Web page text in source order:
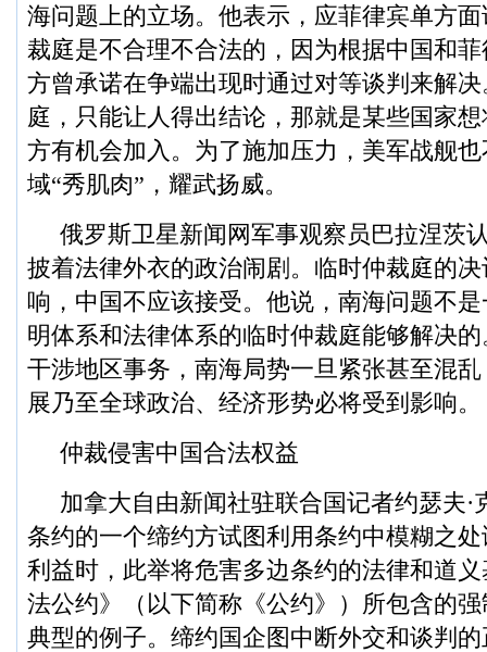
海问题上的立场。他表示，应菲律宾单方
裁庭是不合理不合法的，因为根据中国和
方曾承诺在争端出现时通过对等谈判来解
庭，只能让人得出结论，那就是某些国家
方有机会加入。为了施加压力，美军战舰
域“秀肌肉”，耀武扬威。
俄罗斯卫星新闻网军事观察员巴拉涅茨
披着法律外衣的政治闹剧。临时仲裁庭的
响，中国不应该接受。他说，南海问题不
明体系和法律体系的临时仲裁庭能够解决
干涉地区事务，南海局势一旦紧张甚至混
展乃至全球政治、经济形势必将受到影响。
仲裁侵害中国合法权益
加拿大自由新闻社驻联合国记者约瑟夫·
条约的一个缔约方试图利用条约中模糊之
利益时，此举将危害多边条约的法律和道
法公约》（以下简称《公约》）所包含的
典型的例子。缔约国企图中断外交和谈判